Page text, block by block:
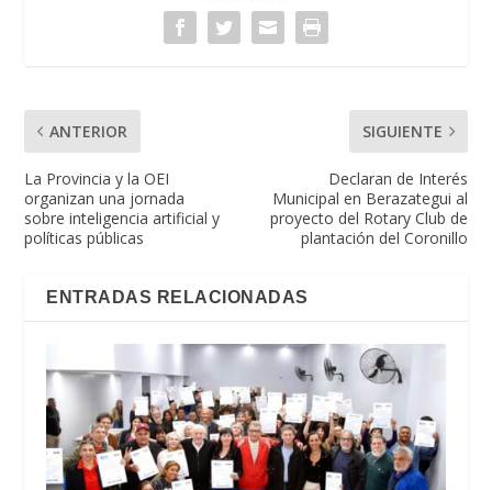
ANTERIOR
La Provincia y la OEI
organizan una jornada
sobre inteligencia artificial y
políticas públicas
SIGUIENTE
Declaran de Interés
Municipal en Berazategui al
proyecto del Rotary Club de
plantación del Coronillo
ENTRADAS RELACIONADAS